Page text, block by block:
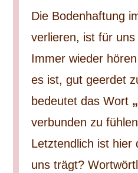
Die Bodenhaftung
verlieren, ist für
Immer wieder
es ist, gut geerdet
bedeutet das Wort
verbunden zu
Letztendlich ist hier
uns trägt?